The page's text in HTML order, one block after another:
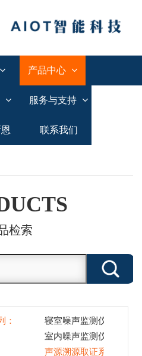
产品中心
服务与支持
联系我们
检索
：
寝室噪声监测仪
室内噪声监测仪
声源溯源取证系统